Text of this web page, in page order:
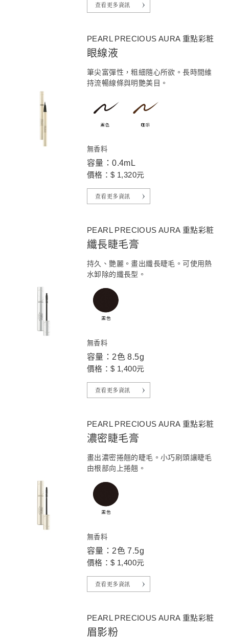
查看更多資訊
PEARL PRECIOUS AURA 重點彩粧
眼線液
筆尖富彈性，粗細隨心所欲。長時間維
持流暢線條與明艷美目。
無香料
容量：0.4mL
價格：$ 1,320元
查看更多資訊
PEARL PRECIOUS AURA 重點彩粧
纖長睫毛膏
持久、艷麗。畫出纖長睫毛。可使用熱
水卸除的纖長型。
無香料
容量：2色 8.5g
價格：$ 1,400元
查看更多資訊
PEARL PRECIOUS AURA 重點彩粧
濃密睫毛膏
畫出濃密捲翹的睫毛。小巧刷頭讓睫毛
由根部向上捲翹。
無香料
容量：2色 7.5g
價格：$ 1,400元
查看更多資訊
PEARL PRECIOUS AURA 重點彩粧
眉影粉